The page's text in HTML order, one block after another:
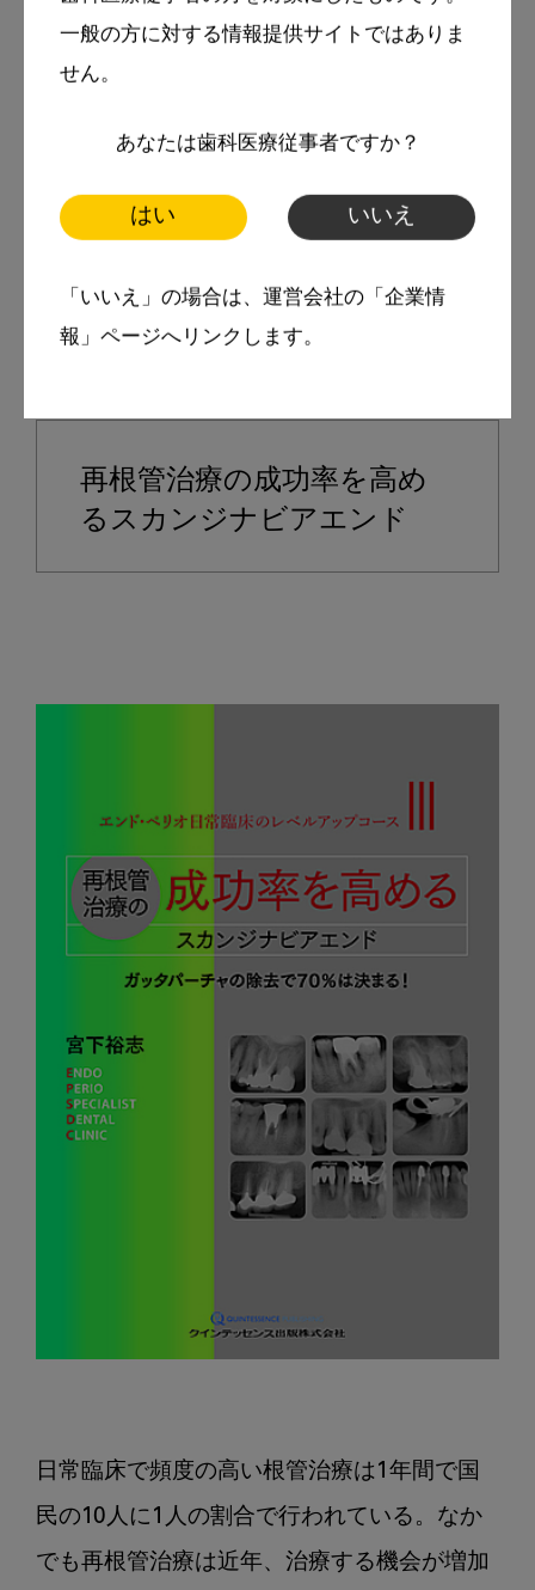
一般の方に対する情報提供サイトではありま
せん。
あなたは歯科医療従事者ですか？
はい いいえ
「いいえ」の場合は、運営会社の「企業情
報」ページへリンクします。
講座）
クインテッセンス出版
定価本体：13,000円（税別）
再根管治療の成功率を高め
るスカンジナビアエンド
日常臨床で頻度の高い根管治療は1年間で国
民の10人に1人の割合で行われている。なか
でも再根管治療は近年、治療する機会が増加